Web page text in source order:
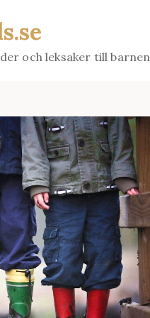
och leksaker till barnen